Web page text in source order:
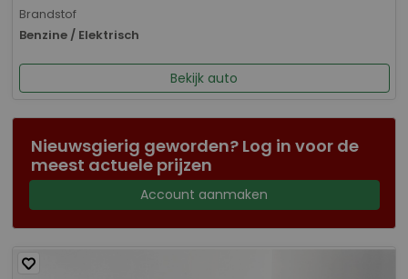
Brandstof
Benzine / Elektrisch
Bekijk auto
Nieuwsgierig geworden? Log in voor de
meest actuele prijzen
Account aanmaken